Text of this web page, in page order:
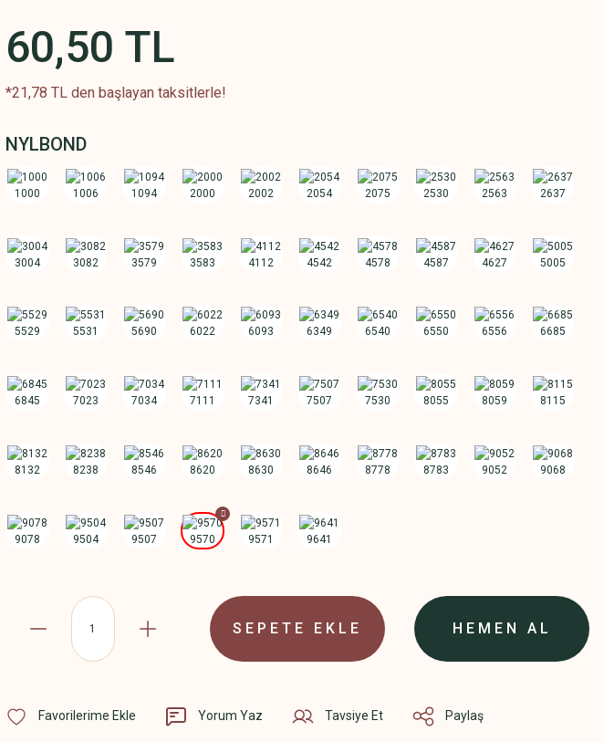
60,50 TL
*21,78 TL den başlayan taksitlerle!
NYLBOND
SEPETE EKLE HEMEN AL
Yorum Yaz Tavsiye Et Paylaş